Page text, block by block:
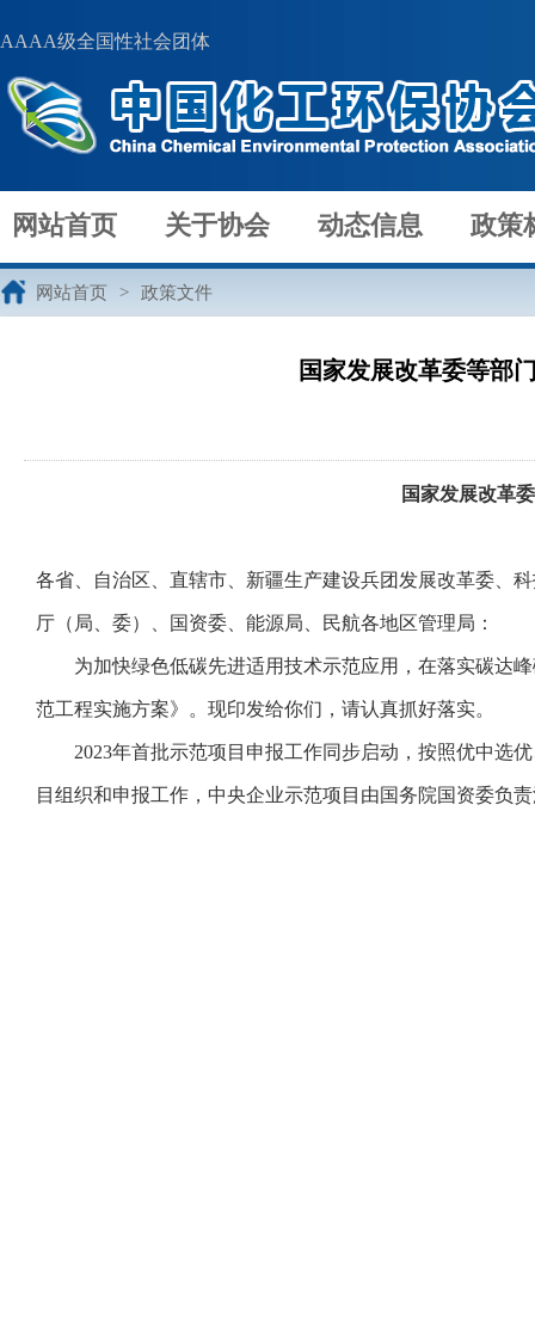
AAAA级全国性社会团体
网站首页 关于协会 动态信息 政策
网站首页 > 政策文件
国家发展改革委等部
国家发展改革
各省、自治区、直辖市、新疆生产建设兵团发展改革委、
厅（局、委）、国资委、能源局、民航各地区管理局：
为加快绿色低碳先进适用技术示范应用，在落实碳达峰
范工程实施方案》。现印发给你们，请认真抓好落实。
2023年首批示范项目申报工作同步启动，按照优中选优
目组织和申报工作，中央企业示范项目由国务院国资委负